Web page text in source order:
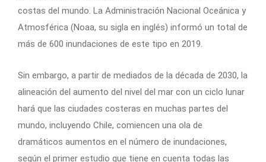
costas del mundo. La Administración Nacional Oceánica y
Atmosférica (Noaa, su sigla en inglés) informó un total de
más de 600 inundaciones de este tipo en 2019.
Sin embargo, a partir de mediados de la década de 2030, la
alineación del aumento del nivel del mar con un ciclo lunar
hará que las ciudades costeras en muchas partes del
mundo, incluyendo Chile, comiencen una ola de
dramáticos aumentos en el número de inundaciones,
según el primer estudio que tiene en cuenta todas las